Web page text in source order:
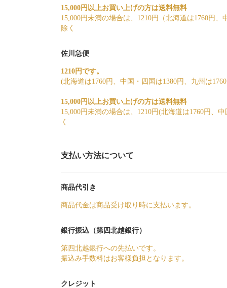
15,000円以上お買い上げの方は送料無料
15,000円未満の場合は、1210円（北海道は1760円
除く
佐川急便
1210円です。
(北海道は1760円、中国・四国は1380円、九州は
15,000円以上お買い上げの方は送料無料
15,000円未満の場合は、1210円(北海道は1760円、
く
支払い方法について
商品代引き
商品代金は商品受け取り時に支払います。
銀行振込（第四北越銀行）
第四北越銀行への先払いです。
振込み手数料はお客様負担となります。
クレジット